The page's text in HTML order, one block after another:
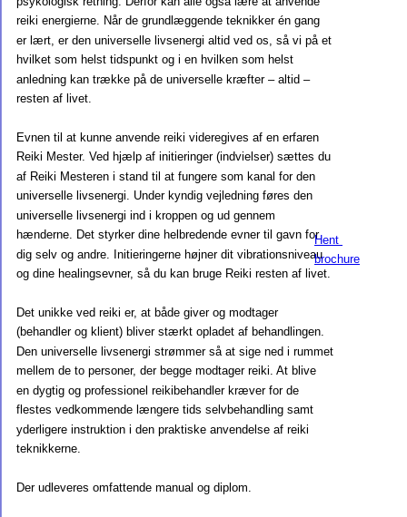
reiki energierne. Når de grundlæggende teknikker én gang
er lært, er den universelle livsenergi altid ved os, så vi på et
hvilket som helst tidspunkt og i en hvilken som helst
anledning kan trække på de universelle kræfter – altid –
resten af livet.
Evnen til at kunne anvende reiki videregives af en erfaren
Reiki Mester. Ved hjælp af initieringer (indvielser) sættes du
af Reiki Mesteren i stand til at fungere som kanal for den
universelle livsenergi. Under kyndig vejledning føres den
universelle livsenergi ind i kroppen og ud gennem
hænderne. Det styrker dine helbredende evner til gavn for
dig selv og andre. Initieringerne højner dit vibrationsniveau
og dine healingsevner, så du kan bruge Reiki resten af livet.
Det unikke ved reiki er, at både giver og modtager
(behandler og klient) bliver stærkt opladet af behandlingen.
Den universelle livsenergi strømmer så at sige ned i rummet
mellem de to personer, der begge modtager reiki. At blive
en dygtig og professionel reikibehandler kræver for de
flestes vedkommende længere tids selvbehandling samt
yderligere instruktion i den praktiske anvendelse af reiki
teknikkerne.
Der udleveres omfattende manual og diplom.
Hent
brochure